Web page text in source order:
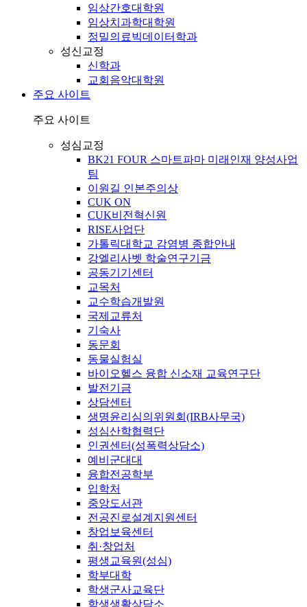
임상간호대학원
임상치과학대학원
정밀의료빅데이터학과
성신교정
신학과
교회음악대학원
주요 사이트
주요 사이트
성심교정
BK21 FOUR 스마트파마 미래인재 양성사업
팀
이원길 인본주의상
CUK ON
CUK비전혁신원
RISE사업단
가톨릭대학교 감염병 종합안내
강엘리사벳 학술연구기금
공동기기센터
교목처
교수학습개발원
국제교류처
기숙사
동문회
동물실험실
바이오헬스 융합 신소재 교육연구단
발전기금
상담센터
생명윤리심의위원회(IRB사무국)
성심산학협력단
인권센터(성폭력상담소)
예비군대대
융합전공학부
입학처
중앙도서관
전공진로설계지원센터
창업보육센터
취·창업처
평생교육원(성심)
학부대학
학생군사교육단
학생생활상담소